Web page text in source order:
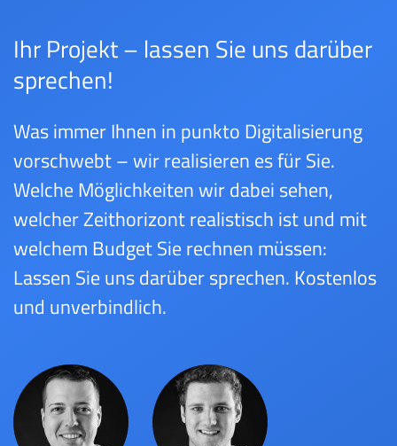
Ihr Projekt – lassen Sie uns darüber
sprechen!
Was immer Ihnen in punkto Digitalisierung
vorschwebt – wir realisieren es für Sie.
Welche Möglichkeiten wir dabei sehen,
welcher Zeithorizont realistisch ist und mit
welchem Budget Sie rechnen müssen:
Lassen Sie uns darüber sprechen. Kostenlos
und unverbindlich.